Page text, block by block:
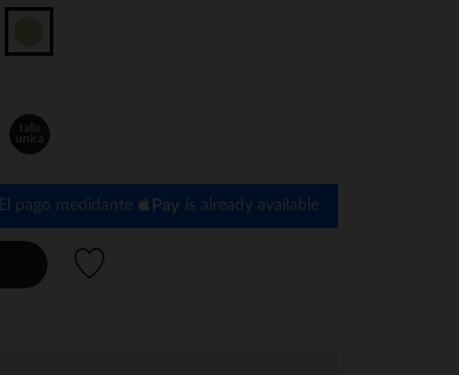
talla
unica
El pago medidante is already available